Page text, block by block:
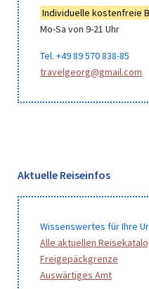
Individuelle kostenfreie
Mo-Sa von 9-21 Uhr
Tel. +49 89 570 838-85
travelgeorg@gmail.com
Aktuelle Reiseinfos
Wissenswertes für Ihre
Alle aktuellen
Freigepäckgrenze
Auswärtiges Amt